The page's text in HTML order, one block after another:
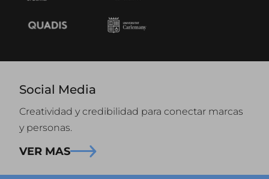
Social Media
Creatividad y credibilidad para conectar marcas
y personas.
VER MAS